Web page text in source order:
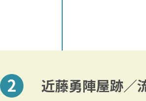
近藤勇陣屋跡／